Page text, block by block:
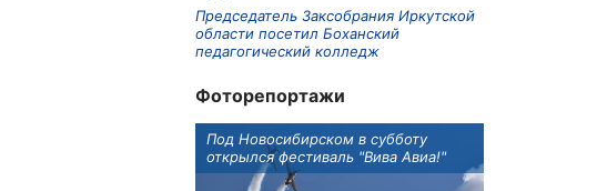
Председатель Заксобрания Иркутской
области посетил Боханский
педагогический колледж
Фоторепортажи
Под Новосибирском в субботу
открылся фестиваль "Вива Авиа!"